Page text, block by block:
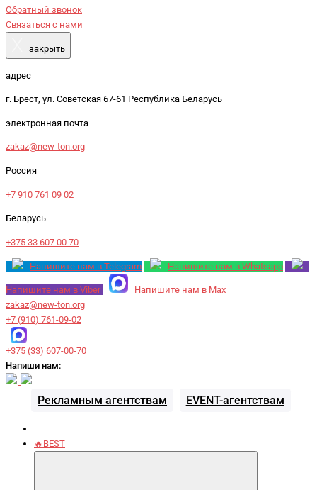
Обратный звонок
Связаться с нами
закрыть
адрес
г. Брест, ул. Советская 67-61 Республика Беларусь
электронная почта
zakaz@new-ton.org
Россия
+7 910 761 09 02
Беларусь
+375 33 607 00 70
Напишите нам в Telegram Напишите нам в Whatsapp
Напишите нам в Viber
Напишите нам в Max
zakaz@new-ton.org
+7 (910) 761-09-02
+375 (33) 607-00-70
Напиши нам:
Рекламным агентствам EVENT-агентствам
🔥BEST